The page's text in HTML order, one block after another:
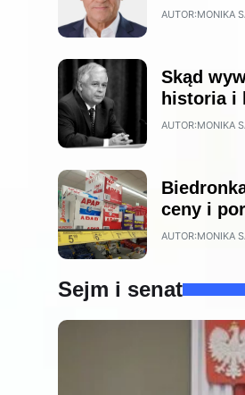
AUTOR:MONIKA
Skąd
historia i
AUTOR:MONIKA
ceny i
AUTOR:MONIKA
Sejm i senat